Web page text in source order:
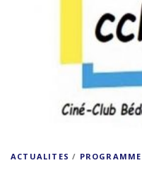
ACTUALITES /